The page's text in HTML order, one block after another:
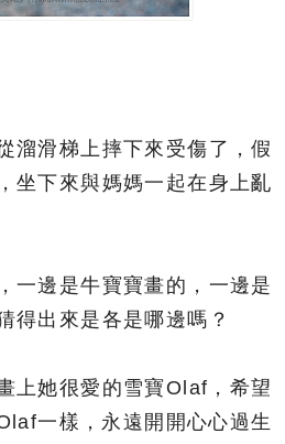
溜滑梯上摔下來受傷了，假
坐下來與媽媽一起在身上亂
一邊是牛寶寶畫的，一邊是
得出來是各是哪邊嗎？
上她很愛的雪寶Olaf，希望
一樣，永遠開開心心過生